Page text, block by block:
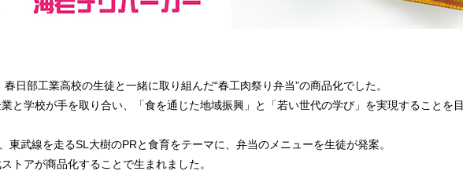
日部工業高校の生徒と一緒に取り組んだ“春工肉祭り弁当”の商品化でした。
と学校が手を取り合い、「食を通じた地域振興」と「若い世代の学び」を実現することを
東武線を走るSL大樹のPRと食育をテーマに、弁当のメニューを生徒が発案。
トアが商品化することで生まれました。